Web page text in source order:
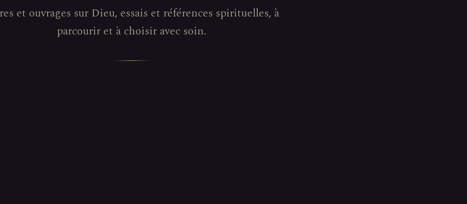
et ouvrages sur Dieu, essais et références spirituelles, à
parcourir et à choisir avec soin.